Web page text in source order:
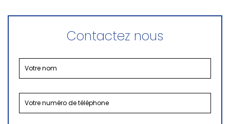
Contactez nous